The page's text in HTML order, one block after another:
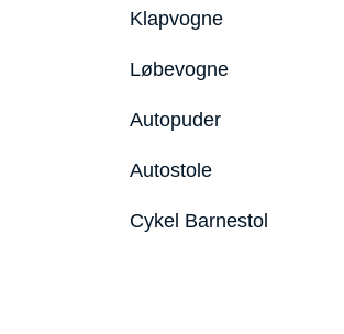
Klapvogne
Løbevogne
Autopuder
Autostole
Cykel Barnestol